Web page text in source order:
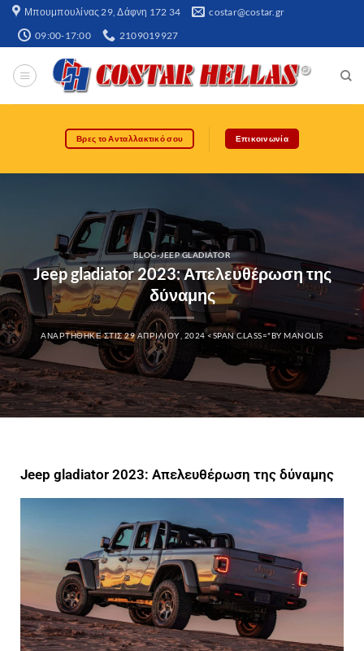
Μπουμπουλίνας 29, Δάφνη 172 34​ costar@costar.gr
09:00-17:00 2109019927
Βρες το Ανταλλακτικό σου Επικοινωνία
BLOG-JEEP GLADIATOR
Jeep gladiator 2023: Απελευθέρωση της
δύναμης
ΑΝΑΡΤΉΘΗΚΕ ΣΤΙΣ29 ΑΠΡΙΛΊΟΥ, 2024<SPAN CLASS="BYMANOLIS
Jeep gladiator 2023: Απελευθέρωση της δύναμης